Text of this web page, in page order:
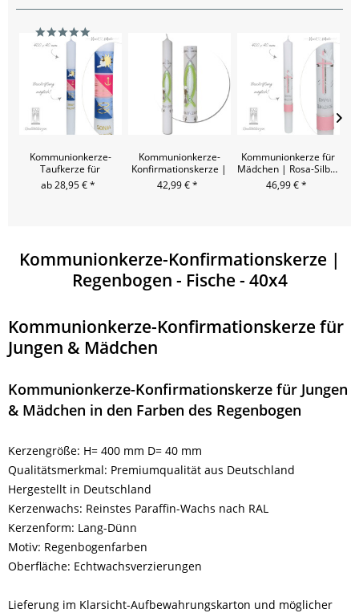
Kommunionkerze-
Taufkerze für
Mädchen | Pink-Blau -
40x4
ab 28,95 € *
Kommunionkerze-
Konfirmationskerze |
Fisch-Modern-Grün
42,99 € *
Kommunionkerze für
Mädchen | Rosa-Silber
- 40x4
46,99 € *
Kommunionkerze-Konfirmationskerze |
Regenbogen - Fische - 40x4
Kommunionkerze-Konfirmationskerze für
Jungen & Mädchen
Kommunionkerze-Konfirmationskerze für Jungen
& Mädchen in den Farben des Regenbogen
Kerzengröße: H= 400 mm D= 40 mm
Qualitätsmerkmal: Premiumqualität aus Deutschland
Hergestellt in Deutschland
Kerzenwachs: Reinstes Paraffin-Wachs nach RAL
Kerzenform: Lang-Dünn
Motiv: Regenbogenfarben
Oberfläche: Echtwachsverzierungen
Lieferung im Klarsicht-Aufbewahrungskarton und möglicher